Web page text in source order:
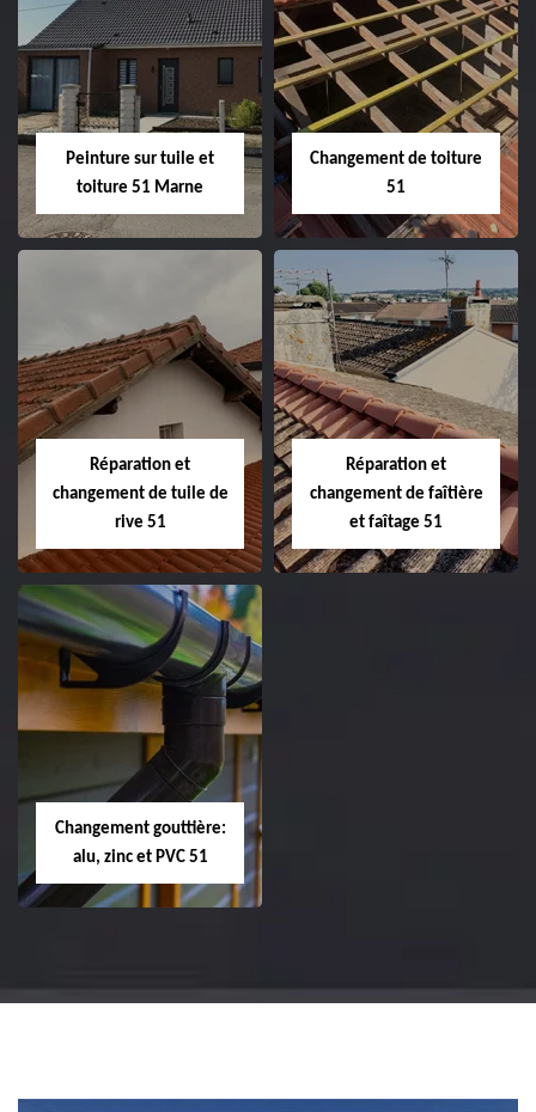
Peintre et peinture
de façade 51
Hydrofuge toiture
51
Peinture sur tuile et
toiture 51 Marne
Peinture sur tuile
et toiture 51
Marne
Changement de toiture
51
Changement de
toiture 51
Réparation et
changement de tuile de
rive 51
Réparation et
changement de
tuile de rive 51
Réparation et
changement de faîtière
et faîtage 51
Changement gouttière:
alu, zinc et PVC 51
et PVC 51